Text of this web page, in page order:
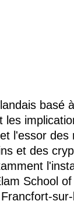
basé
les
l'essor des
et des
School